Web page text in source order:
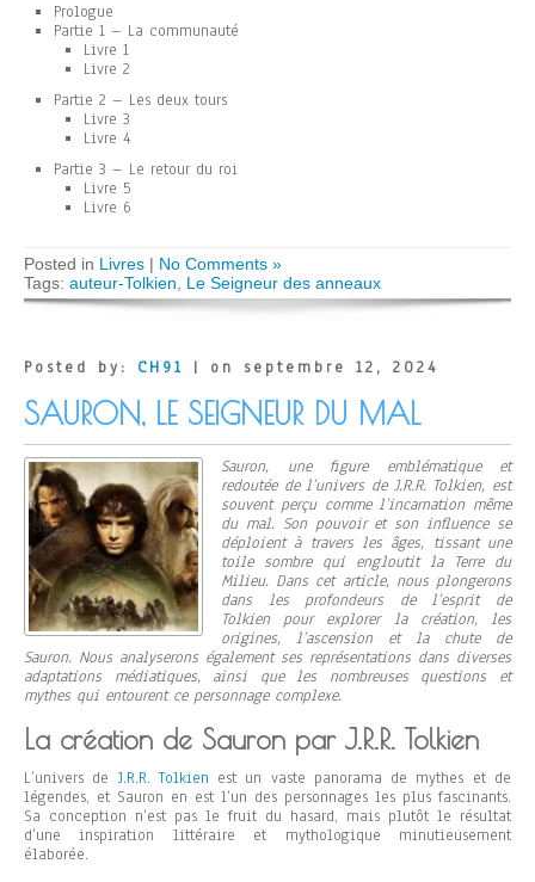
Prologue
Partie 1 – La communauté
Livre 1
Livre 2
Partie 2 – Les deux tours
Livre 3
Livre 4
Partie 3 – Le retour du roi
Livre 5
Livre 6
Posted in Livres | No Comments »
Tags: auteur-Tolkien Le Seigneur des anneaux
Posted by: CH91 | on septembre 12, 2024
SAURON, LE SEIGNEUR DU MAL
Sauron, une figure emblématique et
redoutée de l’univers de J.R.R. Tolkien, est
souvent perçu comme l’incarnation même
du mal. Son pouvoir et son influence se
déploient à travers les âges, tissant une
toile sombre qui engloutit la Terre du
Milieu. Dans cet article, nous plongerons
dans les profondeurs de l’esprit de
Tolkien pour explorer la création, les
origines, l’ascension et la chute de
Sauron. Nous analyserons également ses représentations dans diverses
adaptations médiatiques, ainsi que les nombreuses questions et
mythes qui entourent ce personnage complexe.
La création de Sauron par J.R.R. Tolkien
L’univers de J.R.R. Tolkien est un vaste panorama de mythes et de
légendes, et Sauron en est l’un des personnages les plus fascinants.
Sa conception n’est pas le fruit du hasard, mais plutôt le résultat
d’une inspiration littéraire et mythologique minutieusement
élaborée.